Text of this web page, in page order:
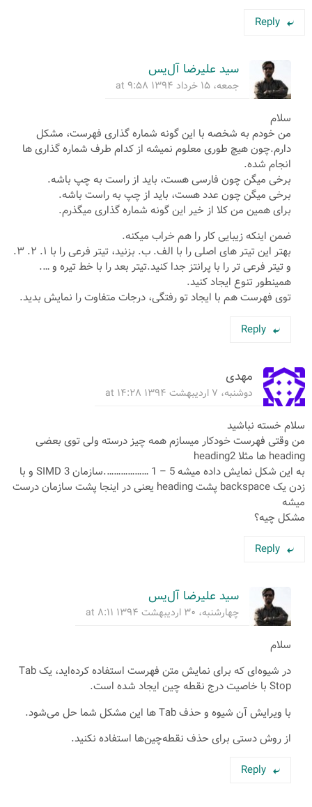
Reply
سید علیرضا آل‌یس
جمعه، ۱۵ خرداد ۱۳۹۴ at ۹:۵۸
سلام
من خودم به شخصه با این گونه شماره گذاری فهرست، مشکل
دارم.چون هیچ طوری معلوم نمیشه از کدام طرف شماره گذاری ها
انجام شده.
برخی میگن چون فارسی هست، باید از راست به چپ باشه.
برخی میگن چون عدد هست، باید از چپ به راست باشه.
برای همین من کلا از خیر این گونه شماره گذاری میگذرم.
ضمن اینکه زیبایی کار را هم خراب میکنه.
بهتر این تیتر های اصلی را با الف. ب. بزنید، تیتر فرعی را با ۱. ۲. ۳.
و تیتر فرعی تر را با پرانتز جدا کنید.تیتر بعد را با خط تیره و ….
همینطور تنوع ایجاد کنید.
توی فهرست هم با ایجاد تو رفتگی، درجات متفاوت را نمایش بدید.
Reply
مهدی
دوشنبه، ۷ اردیبهشت ۱۳۹۴ at ۱۴:۲۸
سلام خسته نباشید
من وقتی فهرست خودکار میسازم همه چیز درسته ولی توی بعضی
heading ها مثلا heading2
به این شکل نمایش داده میشه 5 – 1 ……………….سازمان SIMD 3 و با
زدن یک backspace پشت heading یعنی در اینجا پشت سازمان درست
میشه
مشکل چیه؟
Reply
سید علیرضا آل‌یس
چهارشنبه، ۳۰ اردیبهشت ۱۳۹۴ at ۸:۱۱
سلام
در شیوه‌ای که برای نمایش متن فهرست استفاده کرده‌اید، یک Tab
Stop با خاصیت درج نقطه چین ایجاد شده است.
با ویرایش آن شیوه و حذف Tab ها این مشکل شما حل می‌شود.
از روش دستی برای حذف نقطه‌چین‌ها استفاده نکنید.
Reply